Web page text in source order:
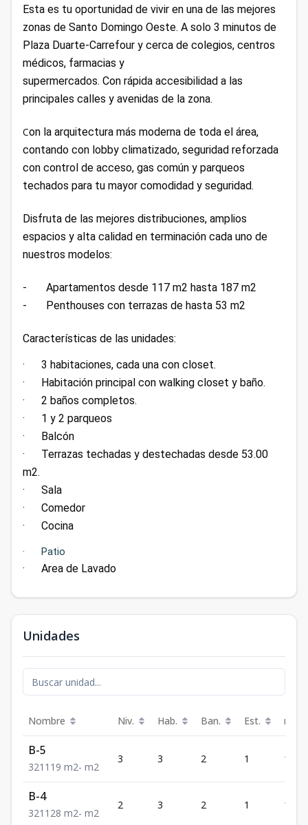
Esta es tu oportunidad de vivir en una de las mejores
zonas de Santo Domingo Oeste. A solo 3 minutos de
Plaza Duarte-Carrefour y cerca de colegios, centros
médicos, farmacias y
supermercados. Con rápida accesibilidad a las
principales calles y avenidas de la zona.
Con la arquitectura más moderna de toda el área,
contando con lobby climatizado, seguridad reforzada
con control de acceso, gas común y parqueos
techados para tu mayor comodidad y seguridad.
Disfruta de las mejores distribuciones, amplios
espacios y alta calidad en terminación cada uno de
nuestros modelos:
- Apartamentos desde 117 m2 hasta 187 m2
- Penthouses con terrazas de hasta 53 m2
Características de las unidades:
· 3 habitaciones, cada una con closet.
· Habitación principal con walking closet y baño.
· 2 baños completos.
· 1 y 2 parqueos
· Balcón
· Terrazas techadas y destechadas desde 53.00
m2.
· Sala
· Comedor
· Cocina
· Patio
· Area de Lavado
Unidades
Nombre Niv. Hab. Ban. Est. m²
B-5
321 119 m2- m2
3 3 2 1 119
B-4
321 128 m2- m2
2 3 2 1 128